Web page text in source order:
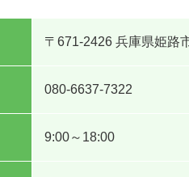
〒671-2426 兵庫県姫路
080-6637-7322
9:00～18:00